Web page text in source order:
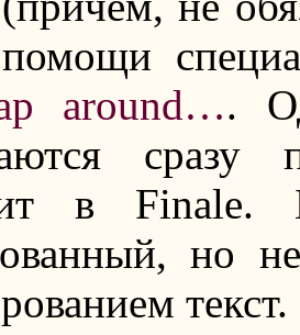
around….
в Finale.
но
текст.